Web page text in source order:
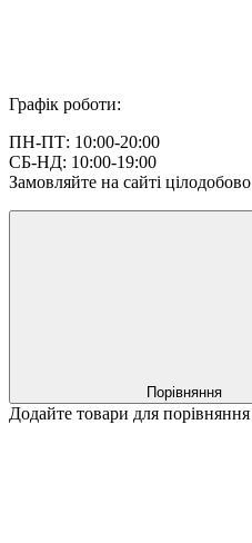
Графік роботи:
ПН-ПТ: 10:00-20:00
СБ-НД: 10:00-19:00
Замовляйте на сайті цілодобово
Порівняння
Додайте товари для порівняння